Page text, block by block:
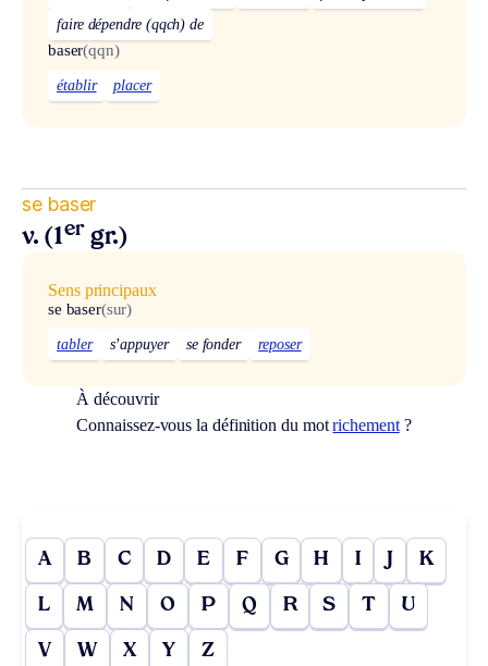
faire dépendre (qqch) de
baser(qqn)
établir placer
se baser
v. (1er gr.)
Sens principaux
se baser(sur)
tabler s’appuyer se fonder reposer
À découvrir
Connaissez-vous la définition du motrichement?
A B C D E F G H I J K
L M N O P Q R S T U
V W X Y Z